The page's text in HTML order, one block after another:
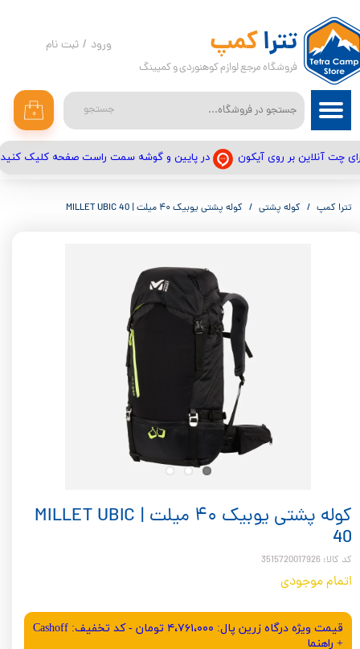
جستجو ۰
ورود / ثبت نام
حساب کاربری من
تغییر گذر واژه
سفارشات
خروج از حساب کاربری
چت آنلاین بر روی آیکون در پایین و گوشه سمت راست صفحه کلیک کنید
تتراکمپ
فروشگاه مرجع لوازم کوهنوردی و کمپینگ
تترا کمپ کوله پشتی کوله پشتی یوبیک ۴۰ میلت | MILLET UBIC 40
کوله پشتی یوبیک ۴۰ میلت | MILLET UBIC
40
کد کالا: 3515720017926
اتمام موجودی
قیمت ویژه درگاه زرین پال: ۴،۷۶۱،۰۰۰ تومان - کد تخفیف: Cashoff
+ راهنما